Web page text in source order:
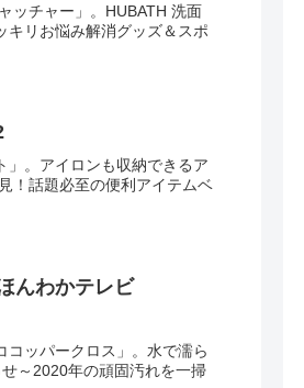
ッチャー」。HUBATH 洗面
リお悩み解消グッズ＆スポ
」。アイロンも収納できるア
！話題必至の便利アイテムベ
んわかテレビ
ッパークロス」。水で濡ら
～2020年の頑固汚れを一掃